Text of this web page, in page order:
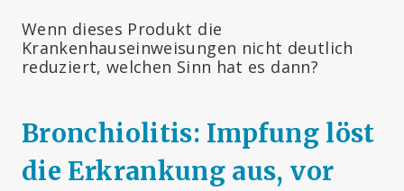
Wenn dieses Produkt die
Krankenhauseinweisungen nicht deutlich
reduziert, welchen Sinn hat es dann?
Bronchiolitis: Impfung löst
die Erkrankung aus, vor